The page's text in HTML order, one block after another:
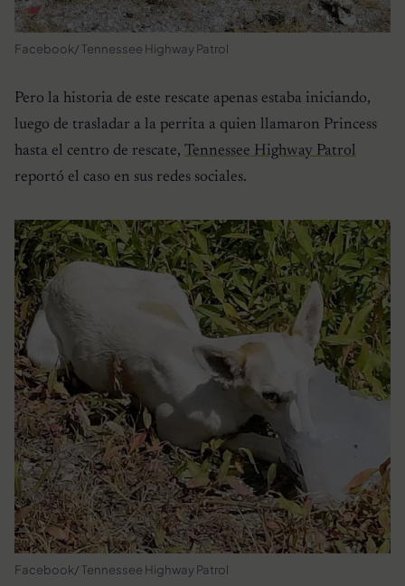
Facebook/ Tennessee Highway Patrol
Pero la historia de este rescate apenas estaba iniciando,
luego de trasladar a la perrita a quien llamaron Princess
hasta el centro de rescate, Tennessee Highway Patrol
reportó el caso en sus redes sociales.
Facebook/ Tennessee Highway Patrol